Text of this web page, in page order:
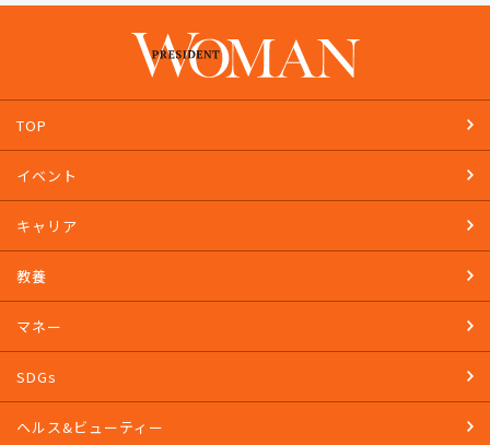
TOP
イベント
キャリア
教養
マネー
SDGs
ヘルス&ビューティー